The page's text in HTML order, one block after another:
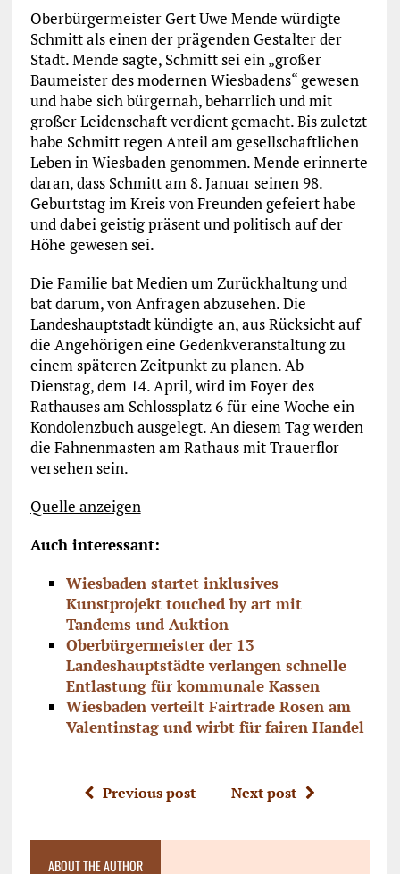
Oberbürgermeister Gert Uwe Mende würdigte
Schmitt als einen der prägenden Gestalter der
Stadt. Mende sagte, Schmitt sei ein „großer
Baumeister des modernen Wiesbadens“ gewesen
und habe sich bürgernah, beharrlich und mit
großer Leidenschaft verdient gemacht. Bis zuletzt
habe Schmitt regen Anteil am gesellschaftlichen
Leben in Wiesbaden genommen. Mende erinnerte
daran, dass Schmitt am 8. Januar seinen 98.
Geburtstag im Kreis von Freunden gefeiert habe
und dabei geistig präsent und politisch auf der
Höhe gewesen sei.
Die Familie bat Medien um Zurückhaltung und
bat darum, von Anfragen abzusehen. Die
Landeshauptstadt kündigte an, aus Rücksicht auf
die Angehörigen eine Gedenkveranstaltung zu
einem späteren Zeitpunkt zu planen. Ab
Dienstag, dem 14. April, wird im Foyer des
Rathauses am Schlossplatz 6 für eine Woche ein
Kondolenzbuch ausgelegt. An diesem Tag werden
die Fahnenmasten am Rathaus mit Trauerflor
versehen sein.
Quelle anzeigen
Auch interessant:
Wiesbaden startet inklusives
Kunstprojekt touched by art mit
Tandems und Auktion
Oberbürgermeister der 13
Landeshauptstädte verlangen schnelle
Entlastung für kommunale Kassen
Wiesbaden verteilt Fairtrade Rosen am
Valentinstag und wirbt für fairen Handel
Previous post Next post
ABOUT THE AUTHOR